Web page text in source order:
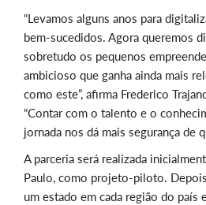
“Levamos alguns anos para
bem-sucedidos. Agora queremos
sobretudo os pequenos
ambicioso que ganha ainda mais
como este”, afirma Frederico
“Contar com o talento e o
jornada nos dá mais segurança de
A parceria será realizada
Paulo, como projeto-piloto.
um estado em cada região do país